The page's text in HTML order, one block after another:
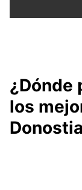
¿Dónde
los